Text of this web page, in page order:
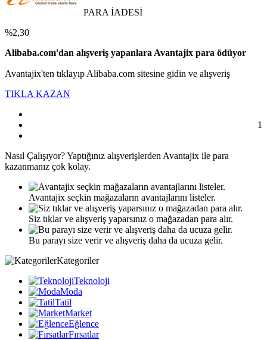
PARA İADESİ
%2,30
Alibaba.com'dan alışveriş yapanlara Avantajix para ödüyor
Avantajix'ten tıklayıp Alibaba.com sitesine gidin ve alışveriş
TIKLA KAZAN
1
Nasıl Çalışıyor?Yaptığınız alışverişlerden Avantajix ile para
kazanmanız çok kolay.
Avantajix seçkin mağazaların avantajlarını listeler.
Siz tıklar ve alışveriş yaparsınız o mağazadan para alır.
Bu parayı size verir ve alışveriş daha da ucuza gelir.
Kategoriler
Teknoloji
Moda
Tatil
Market
Eğlence
Fırsatlar